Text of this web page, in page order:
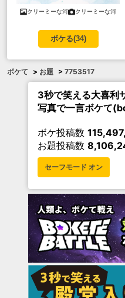
クリーミーな河 クリーミーな河
ボケる(34)
ボケて > お題 > 7753517
3秒で笑える大喜利
写真で一言ボケて
ボケ投稿数
お題投稿数
セーフモード オン